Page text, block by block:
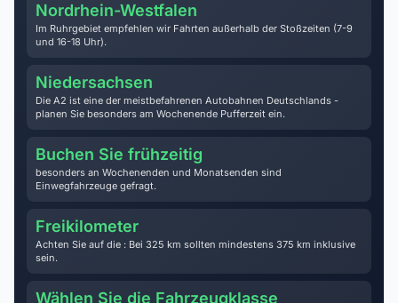
Nordrhein-Westfalen
Im Ruhrgebiet empfehlen wir Fahrten außerhalb der Stoßzeiten (7-9
und 16-18 Uhr).
Niedersachsen
Die A2 ist eine der meistbefahrenen Autobahnen Deutschlands -
planen Sie besonders am Wochenende Pufferzeit ein.
Buchen Sie frühzeitig
besonders an Wochenenden und Monatsenden sind
Einwegfahrzeuge gefragt.
Freikilometer
Achten Sie auf die : Bei 325 km sollten mindestens 375 km inklusive
sein.
Wählen Sie die Fahrzeugklasse